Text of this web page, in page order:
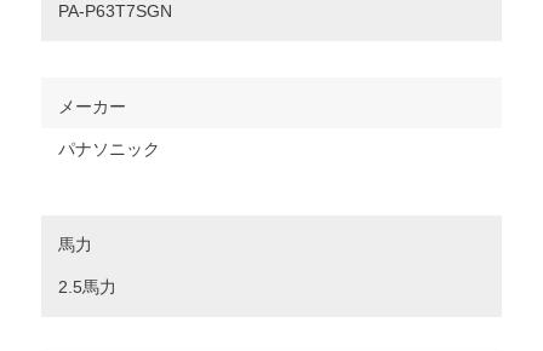
PA-P63T7SGN
メーカー
パナソニック
馬力
2.5馬力